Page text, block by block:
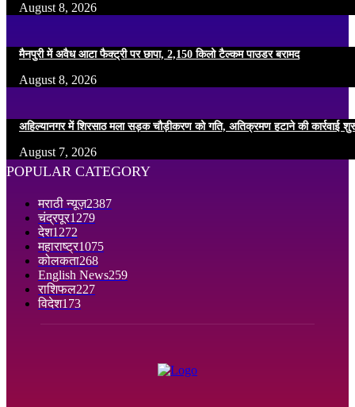
August 8, 2026
मैनपुरी में अवैध आटा फैक्ट्री पर छापा, 2,150 किलो टैल्कम पाउडर बरामद
August 8, 2026
अहिल्यानगर में शिरसाठ मला सड़क चौड़ीकरण को गति, अतिक्रमण हटाने की कार्रवाई
August 7, 2026
POPULAR CATEGORY
मराठी न्यूज़2387
चंद्रपूर1279
देश1272
महाराष्ट्र1075
कोलकता268
English News259
राशिफल227
विदेश173